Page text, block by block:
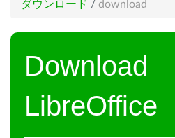
ダウンロード / download
Download
LibreOffice